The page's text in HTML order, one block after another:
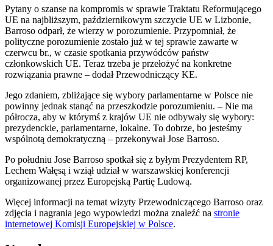
Pytany o szanse na kompromis w sprawie Traktatu Reformującego
UE na najbliższym, październikowym szczycie UE w Lizbonie,
Barroso odparł, że wierzy w porozumienie. Przypomniał, że
polityczne porozumienie zostało już w tej sprawie zawarte w
czerwcu br., w czasie spotkania przywódców państw
członkowskich UE. Teraz trzeba je przełożyć na konkretne
rozwiązania prawne – dodał Przewodniczący KE.
Jego zdaniem, zbliżające się wybory parlamentarne w Polsce nie
powinny jednak stanąć na przeszkodzie porozumieniu. – Nie ma
półrocza, aby w którymś z krajów UE nie odbywały się wybory:
prezydenckie, parlamentarne, lokalne. To dobrze, bo jesteśmy
wspólnotą demokratyczną – przekonywał Jose Barroso.
Po południu Jose Barroso spotkał się z byłym Prezydentem RP,
Lechem Wałęsą i wziął udział w warszawskiej konferencji
organizowanej przez Europejską Partię Ludową.
Więcej informacji na temat wizyty Przewodniczącego Barroso oraz
zdjęcia i nagrania jego wypowiedzi można znaleźć na stronie
internetowej Komisji Europejskiej w Polsce.